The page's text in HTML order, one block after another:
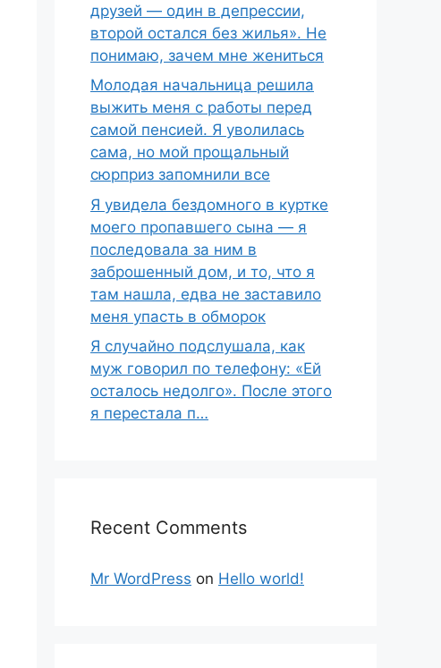
друзей — один в депрессии,
второй остался без жилья». Не
понимаю, зачем мне жениться
Молодая начальница решила
выжить меня с работы перед
самой пенсией. Я уволилась
сама, но мой прощальный
сюрприз запомнили все
Я увидела бездомного в куртке
моего пропавшего сына — я
последовала за ним в
заброшенный дом, и то, что я
там нашла, едва не заставило
меня упасть в обморок
Я случайно подслушала, как
муж говорил по телефону: «Ей
осталось недолго». После этого
я перестала п…
Recent Comments
Mr WordPress on Hello world!